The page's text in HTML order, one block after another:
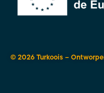
© 2026 Turkoois –